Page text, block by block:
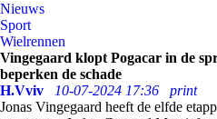
Nieuws
Sport
Wielrennen
Vingegaard klopt Pogacar in de
beperken de schade
H.Vviv
10-07-2024 17:36
print
Jonas Vingegaard heeft de elfde